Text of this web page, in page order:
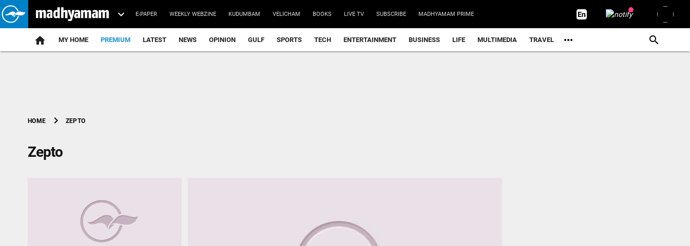
E-PAPER WEEKLY WEBZINE KUDUMBAM VELICHAM BOOKS LIVE TV SUBSCRIBE MADHYAMAM PRIME
home MY HOME PREMIUM LATEST NEWS OPINION GULF SPORTS TECH ENTERTAINMENT BUSINESS LIFE MULTIMEDIA TRAVEL
HOME chevron_right ZEPTO
Zepto